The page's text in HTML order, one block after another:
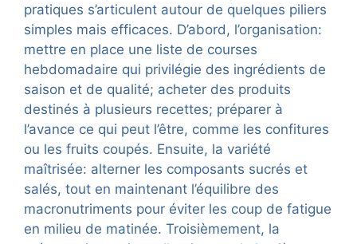
pratiques s’articulent autour de quelques piliers
simples mais efficaces. D’abord, l’organisation:
mettre en place une liste de courses
hebdomadaire qui privilégie des ingrédients de
saison et de qualité; acheter des produits
destinés à plusieurs recettes; préparer à
l’avance ce qui peut l’être, comme les confitures
ou les fruits coupés. Ensuite, la variété
maîtrisée: alterner les composants sucrés et
salés, tout en maintenant l’équilibre des
macronutriments pour éviter les coup de fatigue
en milieu de matinée. Troisièmement, la